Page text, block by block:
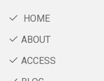
HOME
ABOUT
ACCESS